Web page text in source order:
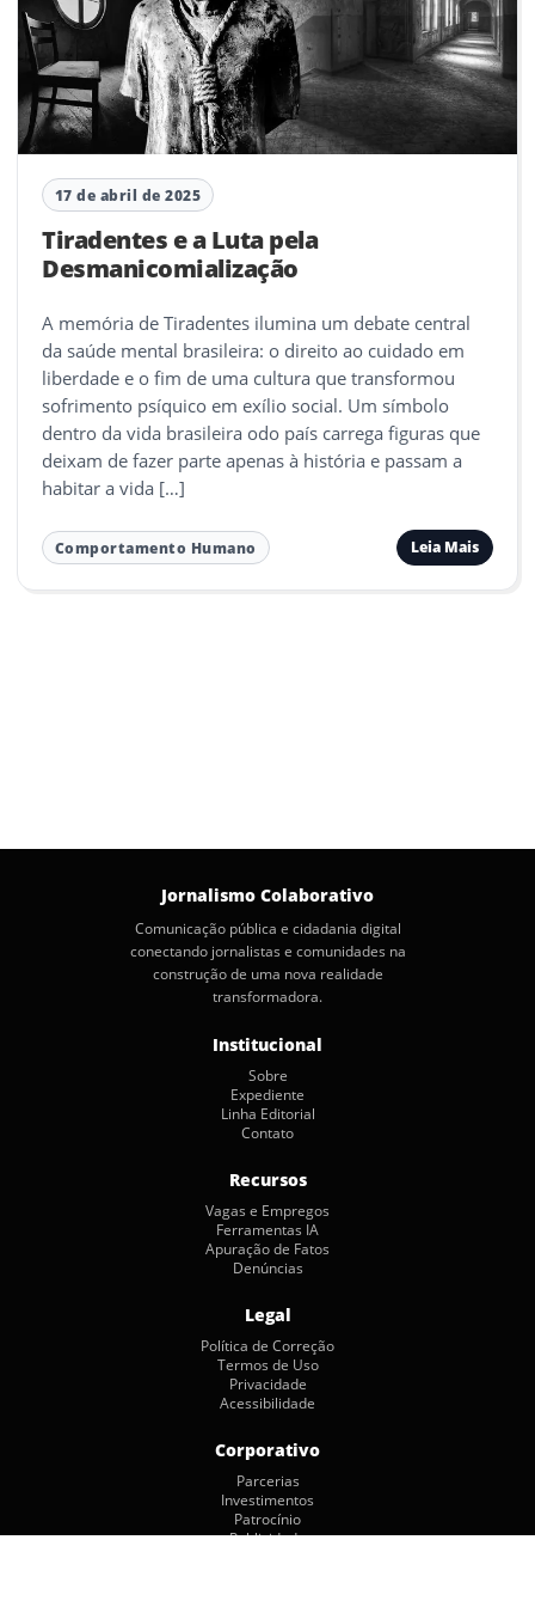
17 de abril de 2025
Tiradentes e a Luta pela
Desmanicomialização
A memória de Tiradentes ilumina um debate central
da saúde mental brasileira: o direito ao cuidado em
liberdade e o fim de uma cultura que transformou
sofrimento psíquico em exílio social. Um símbolo
dentro da vida brasileira odo país carrega figuras que
deixam de fazer parte apenas à história e passam a
habitar a vida […]
Comportamento Humano Leia Mais
Jornalismo Colaborativo
Comunicação pública e cidadania digital
conectando jornalistas e comunidades na
construção de uma nova realidade
transformadora.
Institucional
Sobre
Expediente
Linha Editorial
Contato
Recursos
Vagas e Empregos
Ferramentas IA
Apuração de Fatos
Denúncias
Legal
Política de Correção
Termos de Uso
Privacidade
Acessibilidade
Corporativo
Parcerias
Investimentos
Patrocínio
Publicidade